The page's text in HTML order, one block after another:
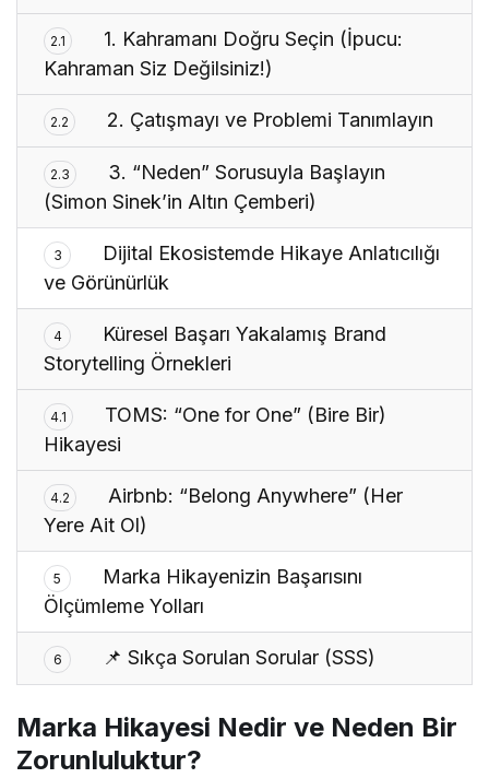
2.1
1. Kahramanı Doğru Seçin (İpucu:
Kahraman Siz Değilsiniz!)
2.2 2. Çatışmayı ve Problemi Tanımlayın
2.3
3. “Neden” Sorusuyla Başlayın
(Simon Sinek’in Altın Çemberi)
3
Dijital Ekosistemde Hikaye Anlatıcılığı
ve Görünürlük
4
Küresel Başarı Yakalamış Brand
Storytelling Örnekleri
4.1
TOMS: “One for One” (Bire Bir)
Hikayesi
4.2
Airbnb: “Belong Anywhere” (Her
Yere Ait Ol)
5
Marka Hikayenizin Başarısını
Ölçümleme Yolları
6 📌 Sıkça Sorulan Sorular (SSS)
Marka Hikayesi Nedir ve Neden Bir
Zorunluluktur?